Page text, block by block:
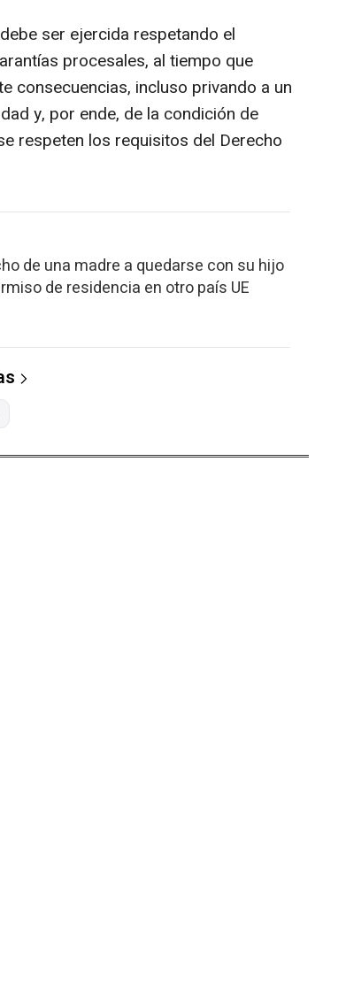
ser ejercida respetando el
procesales, al tiempo que
consecuencias, incluso privando a un
y, por ende, de la condición de
respeten los requisitos del Derecho
de una madre a quedarse con su hijo
de residencia en otro país UE